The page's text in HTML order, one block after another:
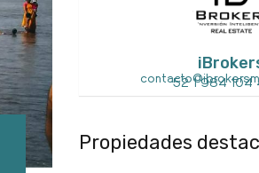
52 1 984 104
Propiedades